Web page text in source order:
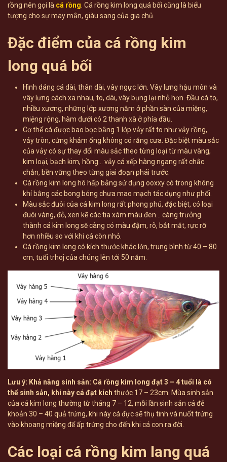
rồng nên gọi là cá rồng . Cá rồng kim long quá bối cũng là biểu
tượng cho sự may mắn, giàu sang của gia chủ.
Đặc điểm của cá rồng kim
long quá bối
Hình dáng cá dài, thân dài, vây ngực lớn. Vây lưng hậu môn và
vây lưng cách xa nhau, to, dài, vây bụng lại nhỏ hơn. Đầu cá to,
nhiều xương, những lớp xương nằm ở phần sàn của miệng,
miệng rộng, hàm dưới có 2 thanh xà ở phía đầu.
Cơ thể cá được bao bọc bằng 1 lớp vảy rất to như vảy rồng,
vảy tròn, cứng khảm ống không có răng cưa. Đặc biệt màu sắc
của vảy có sự thay đổi màu sắc theo từng loại từ màu vàng,
kim loại, bạch kim, hồng… vảy cá xếp hàng ngang rất chắc
chắn, bền vững theo từng giai đoạn phái trước.
Cá rồng kim long hô hấp bằng sử dụng ooxxy có trong không
khí bằng các bong bóng chưa mao mạch tác dụng như phổi.
Màu sắc đuôi của cá kim long rất phong phú, đặc biệt, có loại
đuôi vàng, đỏ, xen kẽ các tia xám màu đen… càng trưởng
thành cá kim long sẽ càng có màu đậm, rõ, bắt mắt, rực rỡ
hơn nhiều so với khi cá còn nhỏ.
Cá rồng kim long có kích thước khác lớn, trung bình từ 40 – 80
cm, tuổi trhoj của chúng lên tới 50 năm.
Lưu ý: Khả năng sinh sản: Cá rồng kim long đạt 3 – 4 tuổi là có
thể sinh sản, khi này cá đạt kích thước 17 – 23cm. Mùa sinh sản
của cá kim long thường từ tháng 7 – 12, mỗi lần sinh sản cá đẻ
khoản 30 – 40 quả trứng, khi này cá đực sẽ thụ tinh và nuốt trứng
vào khoang miệng để ấp trứng cho đến khi cá con ra đời.
Các loại cá rồng kim lang quá